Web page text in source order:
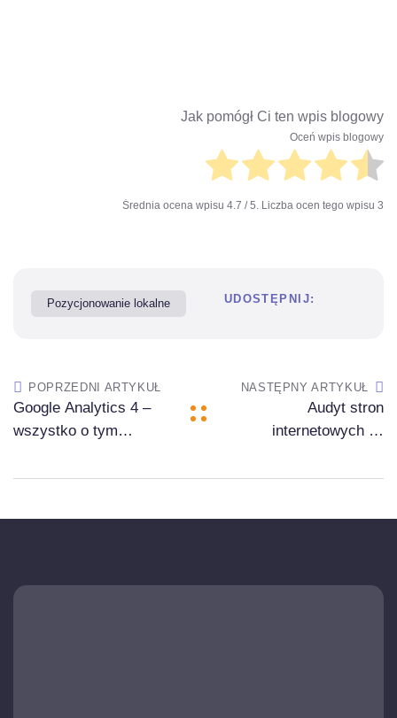
Jak pomógł Ci ten wpis blogowy
Oceń wpis blogowy
Średnia ocena wpisu 4.7 / 5. Liczba ocen tego wpisu 3
Pozycjonowanie lokalne UDOSTĘPNIJ:
POPRZEDNI ARTYKUŁ
Google Analytics 4 –
wszystko o tym
jak pomaga
stronie
NASTĘPNY ARTYKUŁ
Audyt stron
internetowych —
dobry pomysł?